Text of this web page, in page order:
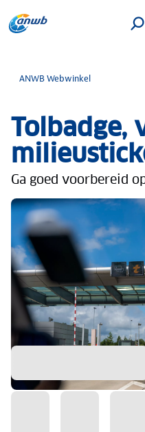
ANWB Webwinkel
Tolbadge,
Ga goed voorbereid